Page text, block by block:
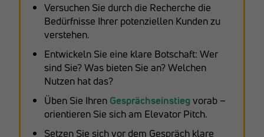
Versuchen Sie durch die Recherche die
Bedürfnisse Ihrer potenziellen Kunden zu
verstehen.
Entwickeln Sie eine klare Botschaft: Wer
sind Sie? Was bieten Sie an? Welchen
Nutzen hat das?
Üben Sie Ihren Gesprächseinstiegvorab –
orientieren Sie sich am Elevator Pitch.
Setzen Sie sich vor dem Gespräch klare